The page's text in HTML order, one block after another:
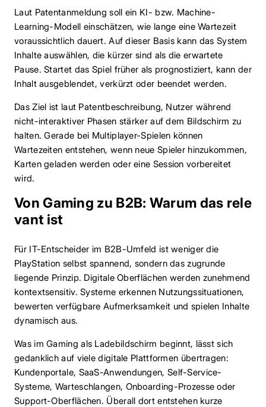
Laut Patentanmeldung soll ein KI- bzw. Machine-
Learning-Modell einschätzen, wie lange eine Wartezeit
voraussichtlich dauert. Auf dieser Basis kann das System
Inhalte auswählen, die kürzer sind als die erwartete
Pause. Startet das Spiel früher als prognostiziert, kann der
Inhalt ausgeblendet, verkürzt oder beendet werden.
Das Ziel ist laut Patentbeschreibung, Nutzer während
nicht-interaktiver Phasen stärker auf dem Bildschirm zu
halten. Gerade bei Multiplayer-Spielen können
Wartezeiten entstehen, wenn neue Spieler hinzukommen,
Karten geladen werden oder eine Session vorbereitet
wird.
Von Gaming zu B2B: Warum das rele
vant ist
Für IT-Entscheider im B2B-Umfeld ist weniger die
PlayStation selbst spannend, sondern das zugrunde
liegende Prinzip. Digitale Oberflächen werden zunehmend
kontextsensitiv. Systeme erkennen Nutzungssituationen,
bewerten verfügbare Aufmerksamkeit und spielen Inhalte
dynamisch aus.
Was im Gaming als Ladebildschirm beginnt, lässt sich
gedanklich auf viele digitale Plattformen übertragen:
Kundenportale, SaaS-Anwendungen, Self-Service-
Systeme, Warteschlangen, Onboarding-Prozesse oder
Support-Oberflächen. Überall dort entstehen kurze